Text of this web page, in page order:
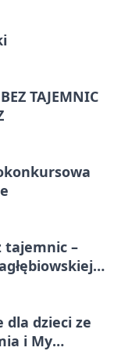
TAJEMNIC
tajemnic –
dla dzieci ze
i My